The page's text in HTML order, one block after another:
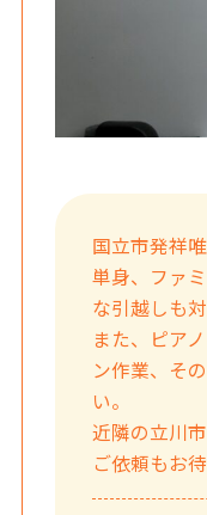
国立市発祥
単身、ファ
な引越しも
また、ピア
ン作業、そ
い。
近隣の立川
ご依頼もお